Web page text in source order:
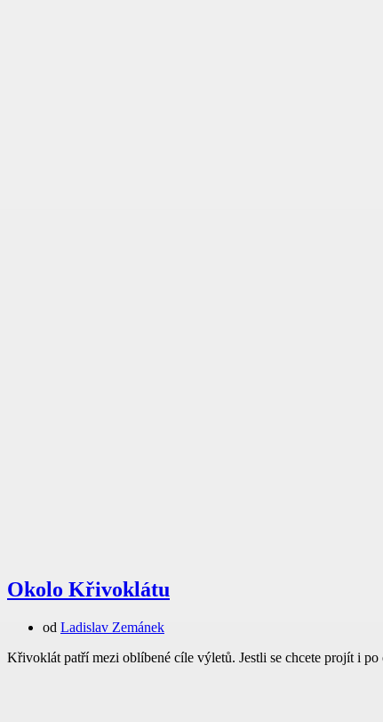
Okolo Křivoklátu
od Ladislav Zemánek
Křivoklát patří mezi oblíbené cíle výletů. Jestli se chcete projít i